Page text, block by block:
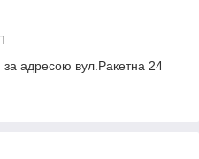
за адресою вул.Ракетна 24